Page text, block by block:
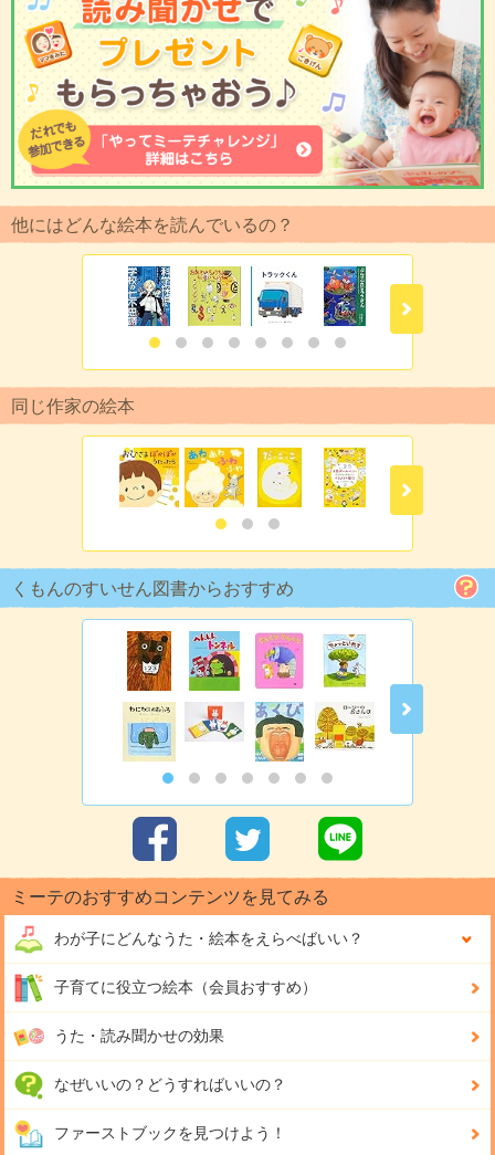
他にはどんな絵本を読んでいるの？
同じ作家の絵本
くもんのすいせん図書からおすすめ
ミーテのおすすめコンテンツを見てみる
わが子にどんなうた・絵本をえらべばいい？
子育てに役立つ絵本（会員おすすめ）
うた・読み聞かせの効果
なぜいいの？どうすればいいの？
ファーストブックを見つけよう！